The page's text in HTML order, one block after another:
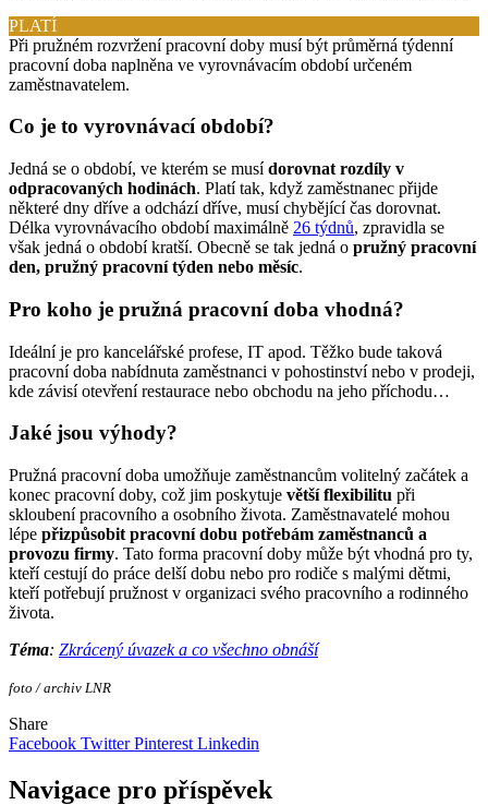
PLATÍ
Při pružném rozvržení pracovní doby musí být průměrná týdenní
pracovní doba naplněna ve vyrovnávacím období určeném
zaměstnavatelem.
Co je to vyrovnávací období?
Jedná se o období, ve kterém se musídorovnat rozdíly v
odpracovaných hodinách. Platí tak, když zaměstnanec přijde
některé dny dříve a odchází dříve, musí chybějící čas dorovnat.
Délka vyrovnávacího období maximálně 26 týdnů, zpravidla se
však jedná o období kratší. Obecně se tak jedná o pružný pracovní
den, pružný pracovní týden nebo měsíc.
Pro koho je pružná pracovní doba vhodná?
Ideální je pro kancelářské profese, IT apod. Těžko bude taková
pracovní doba nabídnuta zaměstnanci v pohostinství nebo v prodeji,
kde závisí otevření restaurace nebo obchodu na jeho příchodu…
Jaké jsou výhody?
Pružná pracovní doba umožňuje zaměstnancům volitelný začátek a
konec pracovní doby, což jim poskytuje větší flexibilitu při
skloubení pracovního a osobního života. Zaměstnavatelé mohou
lépe přizpůsobit pracovní dobu potřebám zaměstnanců a
provozu firmy. Tato forma pracovní doby může být vhodná pro ty,
kteří cestují do práce delší dobu nebo pro rodiče s malými dětmi,
kteří potřebují pružnost v organizaci svého pracovního a rodinného
života.
Téma: Zkrácený úvazek a co všechno obnáší
foto / archiv LNR
Share
Facebook TwitterPinterest Linkedin
Navigace pro příspěvek